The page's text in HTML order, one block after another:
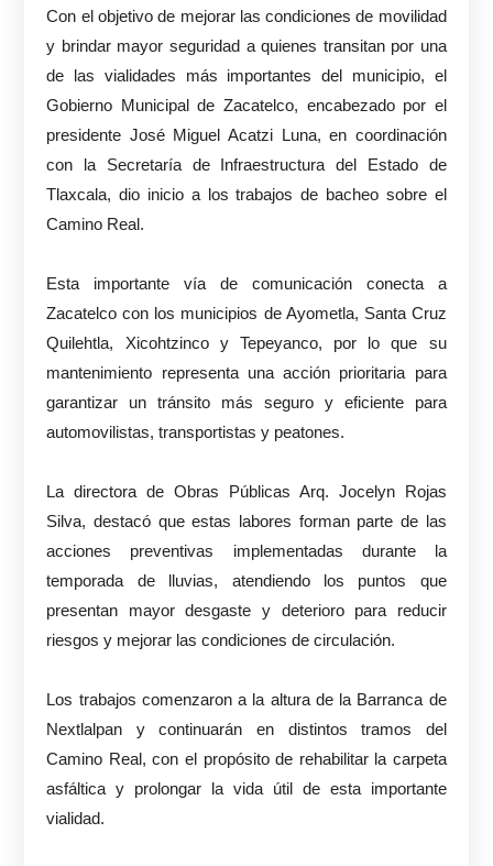
Con el objetivo de mejorar las condiciones de movilidad
y brindar mayor seguridad a quienes transitan por una
de las vialidades más importantes del municipio, el
Gobierno Municipal de Zacatelco, encabezado por el
presidente José Miguel Acatzi Luna, en coordinación
con la Secretaría de Infraestructura del Estado de
Tlaxcala, dio inicio a los trabajos de bacheo sobre el
Camino Real.
Esta importante vía de comunicación conecta a
Zacatelco con los municipios de Ayometla, Santa Cruz
Quilehtla, Xicohtzinco y Tepeyanco, por lo que su
mantenimiento representa una acción prioritaria para
garantizar un tránsito más seguro y eficiente para
automovilistas, transportistas y peatones.
La directora de Obras Públicas Arq. Jocelyn Rojas
Silva, destacó que estas labores forman parte de las
acciones preventivas implementadas durante la
temporada de lluvias, atendiendo los puntos que
presentan mayor desgaste y deterioro para reducir
riesgos y mejorar las condiciones de circulación.
Los trabajos comenzaron a la altura de la Barranca de
Nextlalpan y continuarán en distintos tramos del
Camino Real, con el propósito de rehabilitar la carpeta
asfáltica y prolongar la vida útil de esta importante
vialidad.